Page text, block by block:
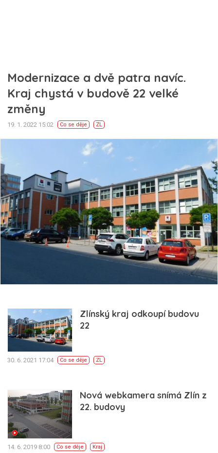
Modernizace a dvě patra navíc.
Kraj chystá v budově 22 velké
změny
19. 1. 2022 15:02 Co se děje ZL
Zlínský kraj odkoupí budovu
22
30. 6. 2021 17:04 Co se děje ZL
Nová webkamera snímá Zlín z
22. budovy
14. 6. 2019 8:00 Co se děje Kraj